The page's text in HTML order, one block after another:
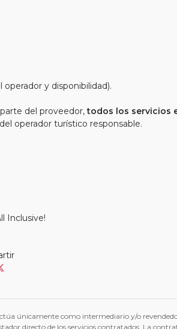
y disponibilidad).
del proveedor,todos los servicios
operador turístico responsable.
Inclusive!
únicamente como intermediario y/o
directo de los servicios contratados. La